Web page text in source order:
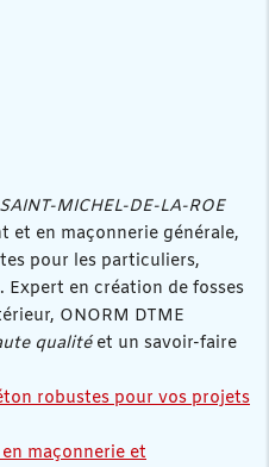
SAINT-MICHEL-DE-LA-ROE
et en maçonnerie générale,
pour les particuliers,
en création de fosses
ONORM DTME
qualitéet un savoir-faire
robustes pour vos projets
maçonnerie et